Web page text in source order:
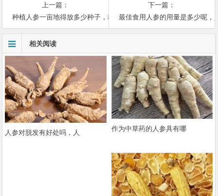
上一篇：
种植人参一亩地得放多少种子，种植人参需要满足哪些条件
下一篇：
最佳食用人参的用量是多少呢，
相关阅读
人参对脱发有好处吗，人
作为中草药的人参具有哪